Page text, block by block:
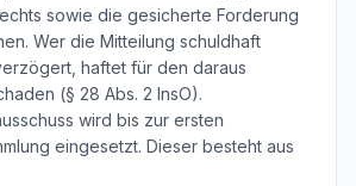
sowie die gesicherte Forderung
Wer die Mitteilung schuldhaft
haftet für den daraus
(§ 28 Abs. 2 InsO).
wird bis zur ersten
eingesetzt. Dieser besteht aus